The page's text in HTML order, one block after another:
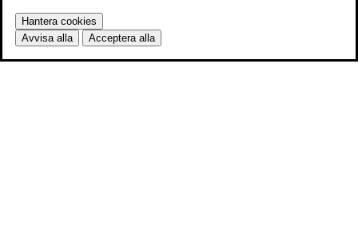
Hantera cookies
Avvisa alla
Acceptera alla